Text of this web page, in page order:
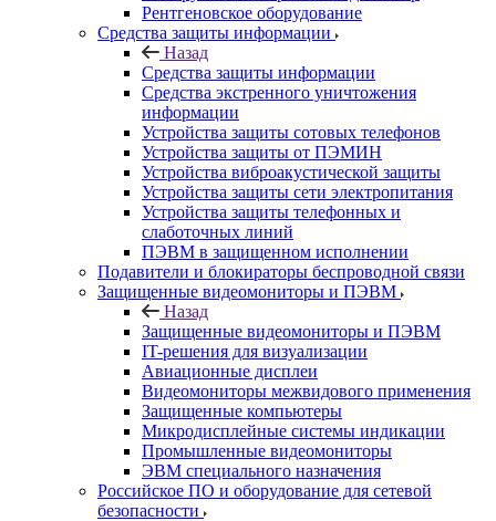
Рентгеновское оборудование
Средства защиты информации
Назад
Средства защиты информации
Средства экстренного уничтожения
информации
Устройства защиты сотовых телефонов
Устройства защиты от ПЭМИН
Устройства виброакустической защиты
Устройства защиты сети электропитания
Устройства защиты телефонных и
слаботочных линий
ПЭВМ в защищенном исполнении
Подавители и блокираторы беспроводной связи
Защищенные видеомониторы и ПЭВМ
Назад
Защищенные видеомониторы и ПЭВМ
IT-решения для визуализации
Авиационные дисплеи
Видеомониторы межвидового применения
Защищенные компьютеры
Микродисплейные системы индикации
Промышленные видеомониторы
ЭВМ специального назначения
Российское ПО и оборудование для сетевой
безопасности